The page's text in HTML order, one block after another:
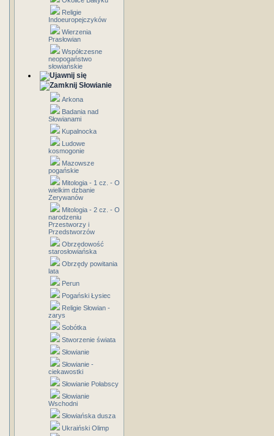
Religie
Indoeuropejczyków
Wierzenia
Prasłowian
Współczesne
neopogaństwo
słowiańskie
Słowianie
Arkona
Badania nad
Słowianami
Kupalnocka
Ludowe
kosmogonie
Mazowsze
pogańskie
Mitologia - 1 cz. - O
wielkim dzbanie
Zerywanów
Mitologia - 2 cz. - O
narodzeniu
Przestworzy i
Przedstworzów
Obrzędowość
starosłowiańska
Obrzędy powitania
lata
Perun
Pogański Łysiec
Religie Słowian -
zarys
Sobótka
Stworzenie świata
Słowianie
Słowianie -
ciekawostki
Słowianie Połabscy
Słowianie
Wschodni
Słowiańska dusza
Ukraiński Olimp